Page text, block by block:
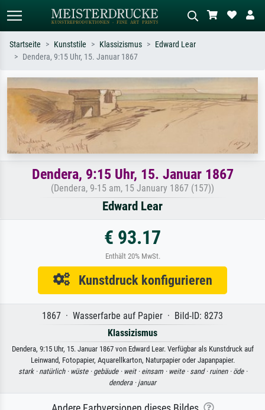
Suchen Sie nach Künstlern, Werktiteln
oder Stilen – z.B. Monet,
Sternennacht, Impressionismus, Welle
Hokusai, Akt.
Beschreiben Sie die Szene – z.B. Grüne
Wiese, Abstrakt mit viel Rot, Dunkles
Ölgemälde, Stehender Akt neben einem
Baum.
Startseite Kunststile Klassizismus
Edward Lear
Dendera, 9:15 Uhr, 15. Januar 1867
Dendera, 9:15 Uhr, 15. Januar 1867
(Dendera, 9-15 am, 15 January 1867 (157))
Edward Lear
€ 93.17
Enthält 20% MwSt.
Kunstdruck konfigurieren
1867 · Wasserfarbe auf Papier · Bild-ID: 8273
Klassizismus
Dendera, 9:15 Uhr, 15. Januar 1867 von Edward Lear. Verfügbar als Kunstdruck auf
Leinwand, Fotopapier, Aquarellkarton, Naturpapier oder Japanpapier.
stark · natürlich · wüste · gebäude · weit · einsam · weite · sand · ruinen · öde ·
dendera · januar